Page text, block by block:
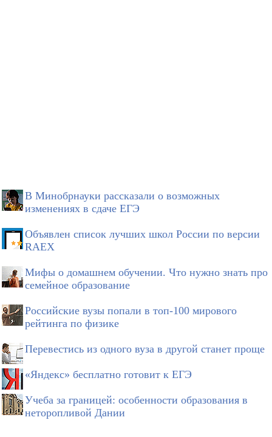
В Минобрнауки рассказали о возможных
изменениях в сдаче ЕГЭ
Объявлен список лучших школ России по версии
RAEX
Мифы о домашнем обучении. Что нужно знать про
семейное образование
Российские вузы попали в топ-100 мирового
рейтинга по физике
Перевестись из одного вуза в другой станет проще
«Яндекс» бесплатно готовит к ЕГЭ
Учеба за границей: особенности образования в
неторопливой Дании